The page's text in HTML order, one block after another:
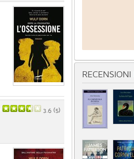
3.6 (5)
RECENSIONI